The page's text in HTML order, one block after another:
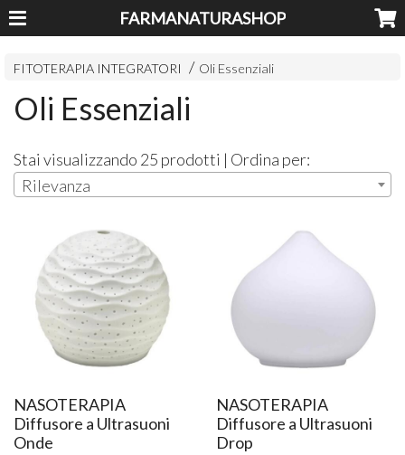
FARMANATURASHOP
FITOTERAPIA INTEGRATORI Oli Essenziali
Oli Essenziali
Stai visualizzando 25 prodotti | Ordina per:
Rilevanza
NASOTERAPIA
Diffusore a Ultrasuoni
Onde
NASOTERAPIA
Diffusore a Ultrasuoni
Drop